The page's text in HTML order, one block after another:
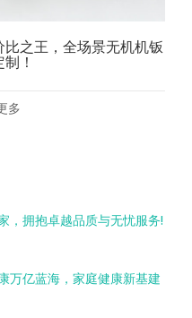
之王，全场景无机机钣
！
多
，拥抱卓越品质与无忧服务!
万亿蓝海，家庭健康新基建